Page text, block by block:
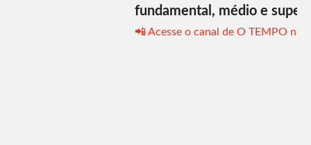
fundamental, médio e
📲 Acesse o canal de O TEMPO no